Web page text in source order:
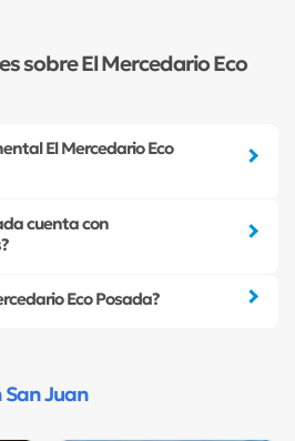
sobre El Mercedario Eco
El Mercedario Eco
cuenta con
Eco Posada?
Juan